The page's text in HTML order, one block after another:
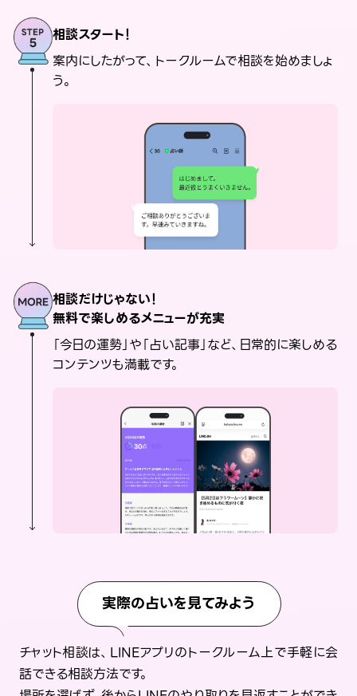
相談スタート！
案内にしたがって、トークルームで相談を始めましょ
う。
相談だけじゃない！
無料で楽しめるメニューが充実
「今日の運勢」や「占い記事」など、日常的に楽しめる
コンテンツも満載です。
実際の占いを見てみよう
チャット相談は、LINEアプリのトークルーム上で手軽に会
話できる相談方法です。